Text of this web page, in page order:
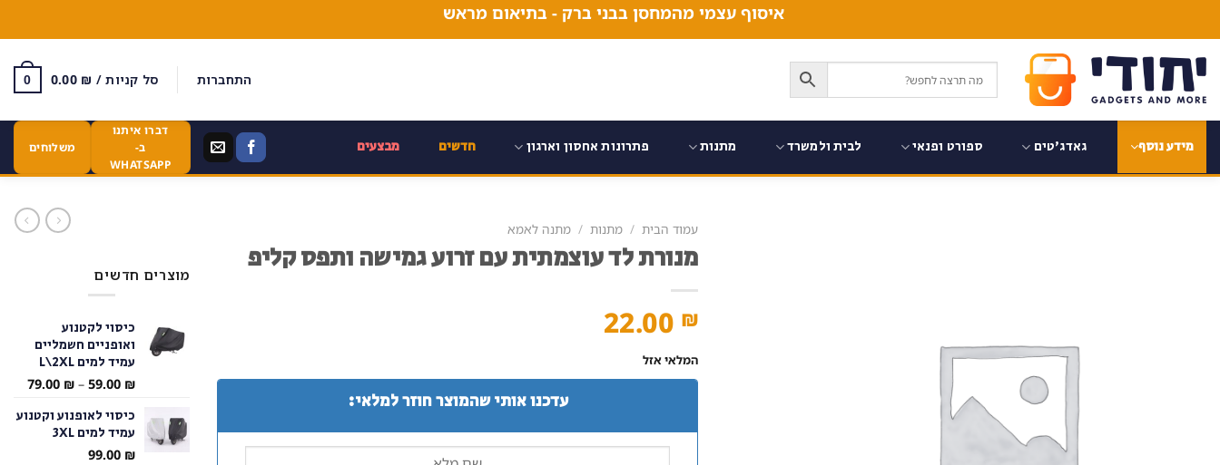
content
איסוף עצמי מהמחסן בבני ברק - בתיאום מראש
התחברות סל קניות / 0.00 ₪
0
מידע נוסף גאדג'טים ספורט ופנאי לבית ולמשרד מתנות פתרונות אחסון וארגון חדשים מבצעים
דברו איתנו
ב-
WHATSAPP
משלוחים
עמוד הבית / מתנות / מתנה לאמא
מנורת לד עוצמתית עם זרוע גמישה ותפס קליפ
22.00 ₪
המלאי אזל
עדכנו אותי שהמוצר חוזר למלאי:
מוצרים חדשים
כיסוי לקטנוע
ואופניים חשמליים
עמיד למים L\2XL
59.00 ₪
–
79.00 ₪
טווח
כיסוי לאופנוע וקטנוע
עמיד למים 3XL
99.00 ₪